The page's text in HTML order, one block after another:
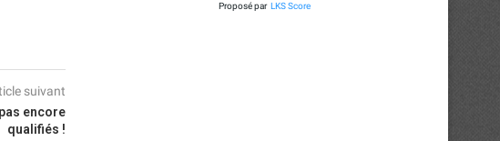
suivant
encore
qualifiés !
Proposé par LKS Score